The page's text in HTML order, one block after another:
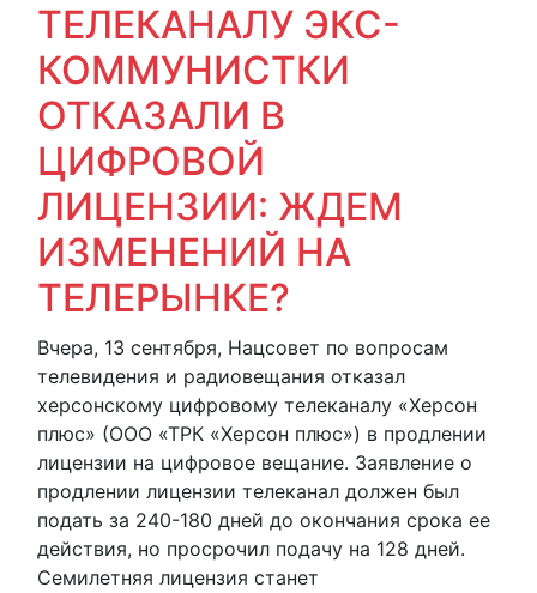
ТЕЛЕКАНАЛУ ЭКС-
КОММУНИСТКИ
ОТКАЗАЛИ В
ЦИФРОВОЙ
ЛИЦЕНЗИИ: ЖДЕМ
ИЗМЕНЕНИЙ НА
ТЕЛЕРЫНКЕ?
Вчера, 13 сентября, Нацсовет по вопросам
телевидения и радиовещания отказал
херсонскому цифровому телеканалу «Херсон
плюс» (ООО «ТРК «Херсон плюс») в продлении
лицензии на цифровое вещание. Заявление о
продлении лицензии телеканал должен был
подать за 240-180 дней до окончания срока ее
действия, но просрочил подачу на 128 дней.
Семилетняя лицензия станет